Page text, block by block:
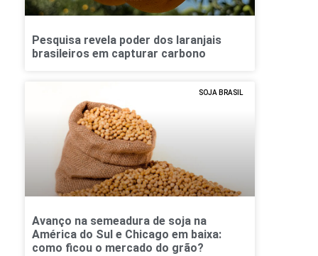
Pesquisa revela poder dos laranjais
brasileiros em capturar carbono
SOJA BRASIL
Avanço na semeadura de soja na
América do Sul e Chicago em baixa:
como ficou o mercado do grão?